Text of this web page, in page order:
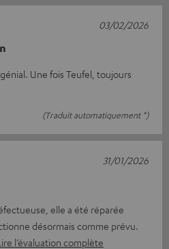
Une fois Teufel, toujours
(Traduit automatiquement *)
03/02/2026
elle a été réparée
désormais comme prévu.
l’évaluation complète
31/01/2026